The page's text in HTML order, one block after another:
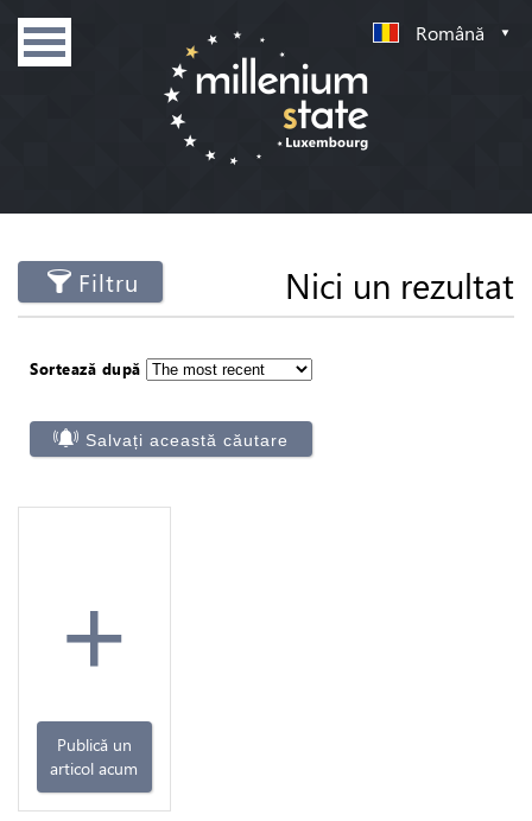
Română
Filtru Nici un rezultat
Sortează după
Salvați această căutare
+
Publică un
articol acum